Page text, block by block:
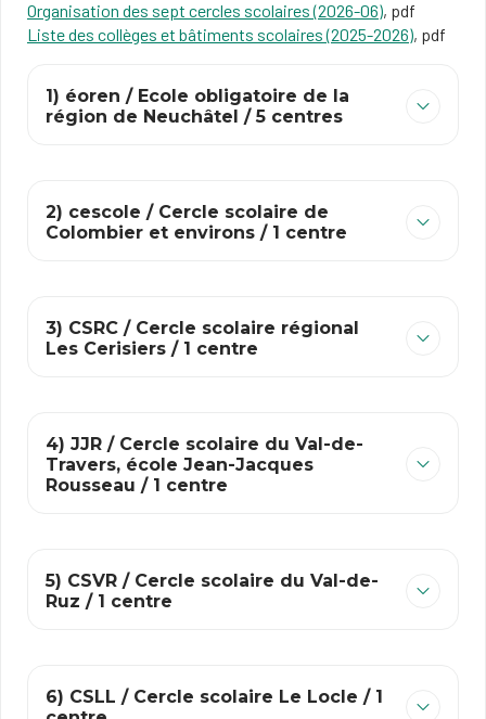
Organisation des sept cercles scolaires (2026-06), pdf
Liste des collèges et bâtiments scolaires (2025-2026), pdf
1) éoren / Ecole obligatoire de la
région de Neuchâtel / 5 centres
2) cescole / Cercle scolaire de
Colombier et environs / 1 centre
3) CSRC / Cercle scolaire régional
Les Cerisiers / 1 centre
4) JJR / Cercle scolaire du Val-de-
Travers, école Jean-Jacques
Rousseau / 1 centre
5) CSVR / Cercle scolaire du Val-de-
Ruz / 1 centre
6) CSLL / Cercle scolaire Le Locle / 1